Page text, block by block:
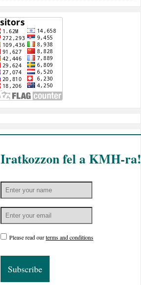
Iratkozzon fel a KMH-ra!
Please read ourterms and conditions